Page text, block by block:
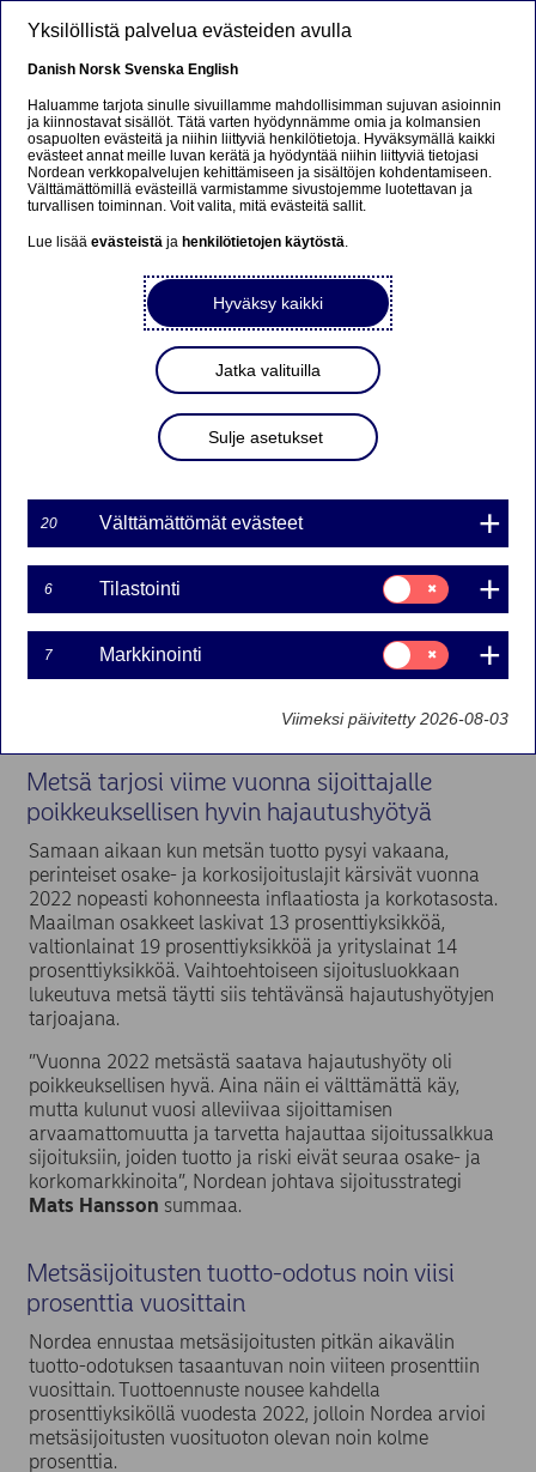
Metsä toimi vuonna 2022
suojana inflaatiota vastaan,
myös tulevat tuottonäkymät
Lehdistötiedote | 21-03-2023 07:50
Puun kysyntä ja hinta pysyivät vahvoina vuonna 2022,
vaikka Venäjän hyökkäys Ukrainaan, nopeasti noussut
inflaatio ja korkotaso sekä talouden epävarmuus
loppuminen Venäjältä lisäsi varsinkin koivun kysyntää,
minkä seurauksena koivukuidun hinta nousi 31
prosenttia. Metsäkiinteistöjen hinnat nousivat
keskimäärin yli 10 prosenttia.
Metsätaloutta koskevat tilastot vuodelta 2022 ovat vielä
tarkentumassa, mutta alustavien tietojen perusteella
voidaan metsätalouden liiketuloksen ennakoida olevan
jolloin liiketulos hehtaarilta oli yli 150 euroa.
Metsä tarjosi viime vuonna sijoittajalle
poikkeuksellisen hyvin hajautushyötyä
Samaan aikaan kun metsän tuotto pysyi vakaana,
perinteiset osake- ja korkosijoituslajit kärsivät vuonna
2022 nopeasti kohonneesta inflaatiosta ja korkotasosta.
Maailman osakkeet laskivat 13 prosenttiyksikköä,
valtionlainat 19 prosenttiyksikköä ja yrityslainat 14
prosenttiyksikköä. Vaihtoehtoiseen sijoitusluokkaan
lukeutuva metsä täytti siis tehtävänsä hajautushyötyjen
tarjoajana.
”Vuonna 2022 metsästä saatava hajautushyöty oli
poikkeuksellisen hyvä. Aina näin ei välttämättä käy,
mutta kulunut vuosi alleviivaa sijoittamisen
arvaamattomuutta ja tarvetta hajauttaa sijoitussalkkua
sijoituksiin, joiden tuotto ja riski eivät seuraa osake- ja
korkomarkkinoita”, Nordean johtava sijoitusstrategi
Mats Hansson summaa.
Metsäsijoitusten tuotto-odotus noin viisi
prosenttia vuosittain
Nordea ennustaa metsäsijoitusten pitkän aikavälin
tuotto-odotuksen tasaantuvan noin viiteen prosenttiin
vuosittain. Tuottoennuste nousee kahdella
prosenttiyksiköllä vuodesta 2022, jolloin Nordea arvioi
metsäsijoitusten vuosituoton olevan noin kolme
prosenttia.
Yksilöllistä palvelua evästeiden avulla
Danish Norsk Svenska English
Haluamme tarjota sinulle sivuillamme mahdollisimman sujuvan asioinnin
ja kiinnostavat sisällöt. Tätä varten hyödynnämme omia ja kolmansien
osapuolten evästeitä ja niihin liittyviä henkilötietoja. Hyväksymällä kaikki
evästeet annat meille luvan kerätä ja hyödyntää niihin liittyviä tietojasi
Nordean verkkopalvelujen kehittämiseen ja sisältöjen kohdentamiseen.
Välttämättömillä evästeillä varmistamme sivustojemme luotettavan ja
turvallisen toiminnan. Voit valita, mitä evästeitä sallit.
Lue lisääevästeistä ja henkilötietojen käytöstä.
Hyväksy kaikki
Jatka valituilla
Sulje asetukset
20 Välttämättömät evästeet
6 Tilastointi
Suostumusvalinta:
Tilastointi
7 Markkinointi
Suostumusvalinta:
Markkinointi
Viimeksi päivitetty 2026-08-03